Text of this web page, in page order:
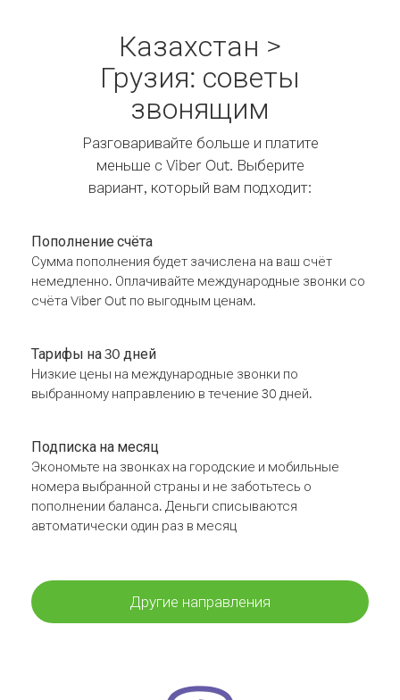
Казахстан >
Грузия: советы
звонящим
Разговаривайте больше и платите
меньше с Viber Out. Выберите
вариант, который вам подходит:
Пополнение счёта
Сумма пополнения будет зачислена на ваш счёт
немедленно. Оплачивайте международные звонки со
счёта Viber Out по выгодным ценам.
Тарифы на 30 дней
Низкие цены на международные звонки по
выбранному направлению в течение 30 дней.
Подписка на месяц
Экономьте на звонках на городские и мобильные
номера выбранной страны и не заботьтесь о
пополнении баланса. Деньги списываются
автоматически один раз в месяц
Другие направления